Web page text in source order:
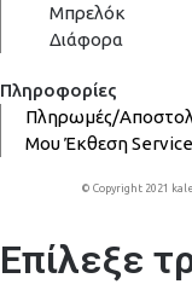
Μπρελόκ
Διάφορα
Πληροφορίες
Πληρωμές/
ΜουΈκθεσηService
© Copyright 2021
Επίλεξε